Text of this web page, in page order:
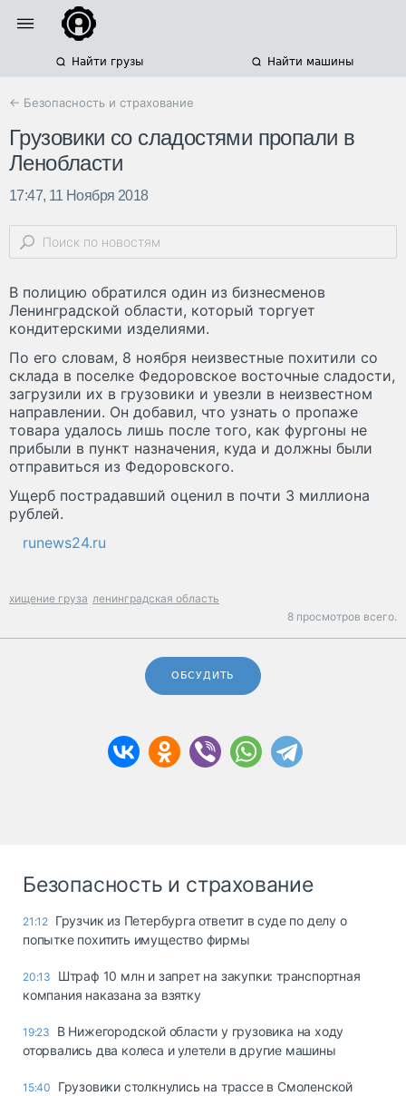
Найти грузы Найти машины
← Безопасность и страхование
Грузовики со сладостями пропали в
Ленобласти
17:47, 11 Ноября 2018
В полицию обратился один из бизнесменов
Ленинградской области, который торгует
кондитерскими изделиями.
По его словам, 8 ноября неизвестные похитили со
склада в поселке Федоровское восточные сладости,
загрузили их в грузовики и увезли в неизвестном
направлении. Он добавил, что узнать о пропаже
товара удалось лишь после того, как фургоны не
прибыли в пункт назначения, куда и должны были
отправиться из Федоровского.
Ущерб пострадавший оценил в почти 3 миллиона
рублей.
runews24.ru
хищение груза ленинградская область
8 просмотров всего.
ОБСУДИТЬ
Безопасность и страхование
21:12 Грузчик из Петербурга ответит в суде по делу о
попытке похитить имущество фирмы
20:13
Штраф 10 млн и запрет на закупки: транспортная
компания наказана за взятку
19:23
В Нижегородской области у грузовика на ходу
оторвались два колеса и улетели в другие машины
15:40
Грузовики столкнулись на трассе в Смоленской